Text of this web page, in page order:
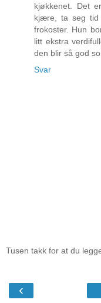
kjøkkenet. Det
kjære, ta seg tid
frokoster. Hun
litt ekstra
den blir så god
Svar
Tusen takk for at du
‹